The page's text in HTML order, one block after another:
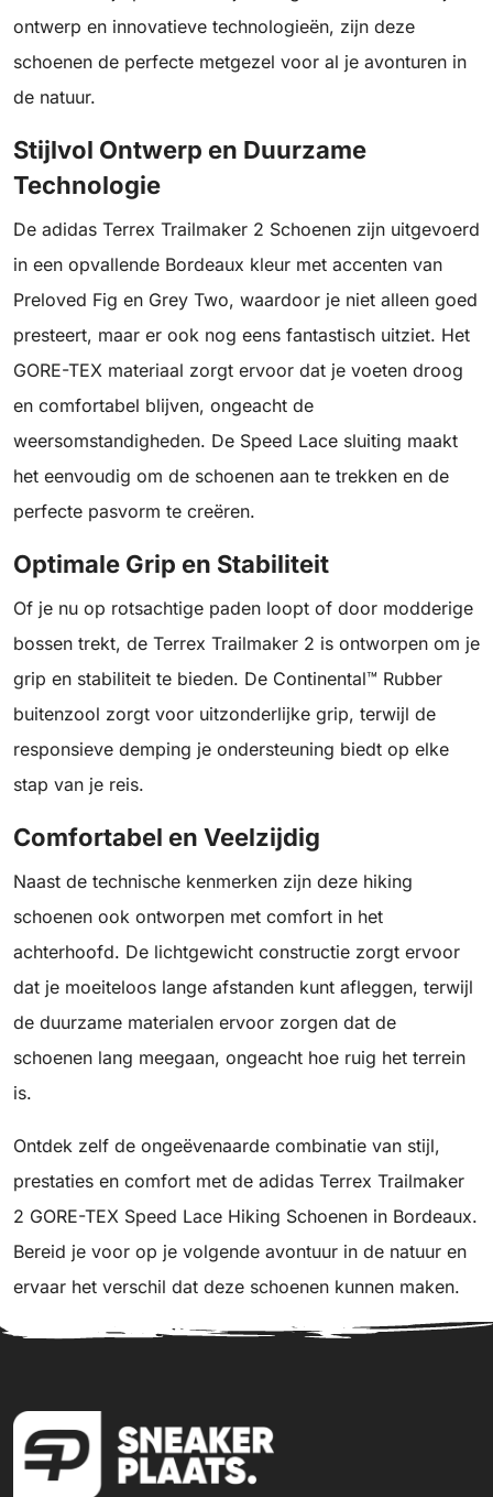
ontwerp en innovatieve technologieën, zijn deze
schoenen de perfecte metgezel voor al je avonturen in
de natuur.
Stijlvol Ontwerp en Duurzame
Technologie
De adidas Terrex Trailmaker 2 Schoenen zijn uitgevoerd
in een opvallende Bordeaux kleur met accenten van
Preloved Fig en Grey Two, waardoor je niet alleen goed
presteert, maar er ook nog eens fantastisch uitziet. Het
GORE-TEX materiaal zorgt ervoor dat je voeten droog
en comfortabel blijven, ongeacht de
weersomstandigheden. De Speed Lace sluiting maakt
het eenvoudig om de schoenen aan te trekken en de
perfecte pasvorm te creëren.
Optimale Grip en Stabiliteit
Of je nu op rotsachtige paden loopt of door modderige
bossen trekt, de Terrex Trailmaker 2 is ontworpen om je
grip en stabiliteit te bieden. De Continental™ Rubber
buitenzool zorgt voor uitzonderlijke grip, terwijl de
responsieve demping je ondersteuning biedt op elke
stap van je reis.
Comfortabel en Veelzijdig
Naast de technische kenmerken zijn deze hiking
schoenen ook ontworpen met comfort in het
achterhoofd. De lichtgewicht constructie zorgt ervoor
dat je moeiteloos lange afstanden kunt afleggen, terwijl
de duurzame materialen ervoor zorgen dat de
schoenen lang meegaan, ongeacht hoe ruig het terrein
is.
Ontdek zelf de ongeëvenaarde combinatie van stijl,
prestaties en comfort met de adidas Terrex Trailmaker
2 GORE-TEX Speed Lace Hiking Schoenen in Bordeaux.
Bereid je voor op je volgende avontuur in de natuur en
ervaar het verschil dat deze schoenen kunnen maken.